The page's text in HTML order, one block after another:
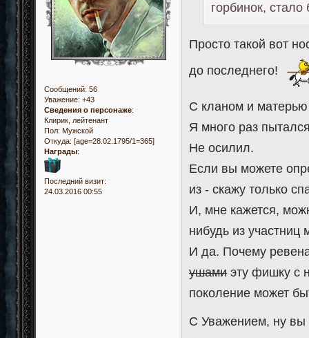
Сообщений: 56
Уважение: +43
Сведения о персонаже:
Клирик, лейтенант
Пол: Мужской
Откуда: [age=28.02.1795/1=365]
Награды:
Последний визит:
24.03.2016 00:55
горбинок,
Просто такой вот
до последнего!
С кланом и матерью
Я много раз
Не осилил.
Если вы можете
из - скажу только
И, мне кажется,
нибудь из участниц
И да. Почему
ушами эту фишку с
поколение может
С Уважением, ну вы